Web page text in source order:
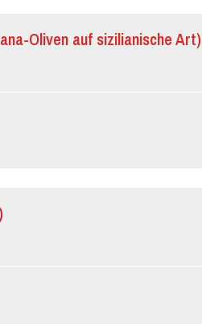
Oliven auf sizilianische Art)